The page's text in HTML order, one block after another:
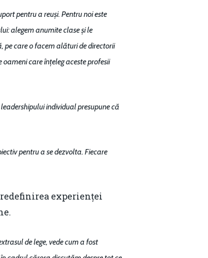
pentru a reuși. Pentru noi este
alegem anumite clase și le
pe care o facem alături de directorii
oameni care înțeleg aceste profesii
individual presupune că
pentru a se dezvolta. Fiecare
experienței
de lege, vede cum a fost
Contact